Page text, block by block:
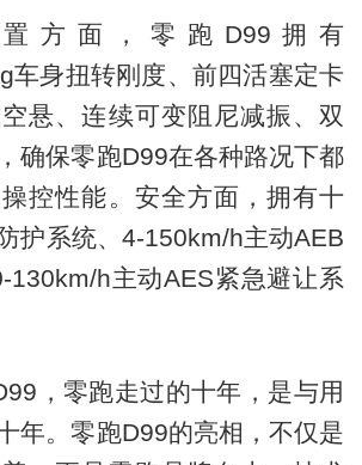
方面，零跑D99拥有
车身扭转刚度、前四活塞定卡
悬、连续可变阻尼减振、双
确保零跑D99在各种路况下都
控性能。安全方面，拥有十
护系统、4-150km/h主动AEB
130km/h主动AES紧急避让系
，零跑走过的十年，是与用
年。零跑D99的亮相，不仅是